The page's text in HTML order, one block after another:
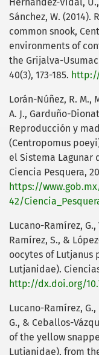
Sánchez, W.
common snook,
environments of
the Grijalva-
40(3), 173-185. http://
Lorán-Núñez, R. M.,
A. J., Garduño-
Reproducción y
(Centropomus
el Sistema Lagunar
Ciencia Pesquera,
https://
42/
Lucano-Ramírez,
Ramírez, S., &
oocytes of Lutjanus
Lutjanidae).
http://dx.doi.org/
Lucano-Ramírez, G.,
G., & Ceballos-
of the yellow
Lutjanidae), from